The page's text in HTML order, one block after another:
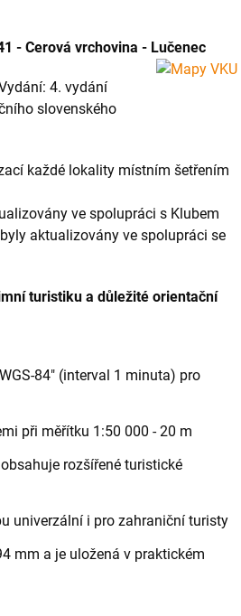
- Cerová vrchovina - Lučenec
4. vydání
slovenského
každé lokality místním šetřením
ve spolupráci s Klubem
aktualizovány ve spolupráci se
turistiku a důležité orientační
84" (interval 1 minuta) pro
při měřítku 1:50 000 - 20 m
rozšířené turistické
univerzální i pro zahraniční turisty
mm a je uložená v praktickém